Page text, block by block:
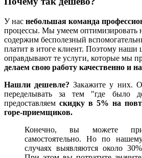
У нас небольшая команда
процессы. Мы умеем оптимизировать
содержим бесполезный
платит в итоге клиент. Поэтому наши
оправдывают те услуги, которые мы
делаем свою работу качественно и
Нашли дешевле? Закажите у них.
переделывать за тем "где было
предоставляем скидку в 5% на
горе-приемщиков.
Конечно, вы можете
самостоятельно. Но по
случаях выявляются около